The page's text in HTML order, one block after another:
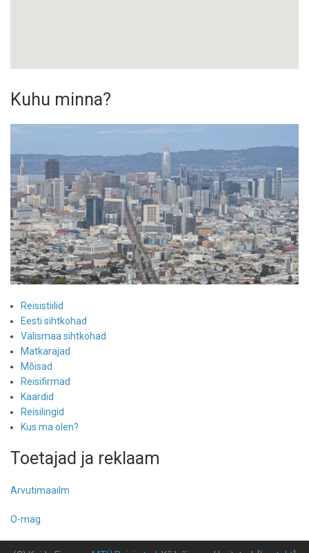
Kuhu minna?
Reisistiilid
Eesti sihtkohad
Välismaa sihtkohad
Matkarajad
Mõisad
Reisifirmad
Kaardid
Reisilingid
Kus ma olen?
Toetajad ja reklaam
Arvutimaailm
O-mag